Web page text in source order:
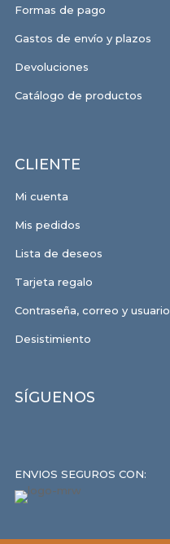
Formas de pago
Gastos de envío y plazos
Devoluciones
Catálogo de productos
CLIENTE
Mi cuenta
Mis pedidos
Lista de deseos
Tarjeta regalo
Contraseña, correo y usuario
Desistimiento
SÍGUENOS
ENVIOS SEGUROS CON: